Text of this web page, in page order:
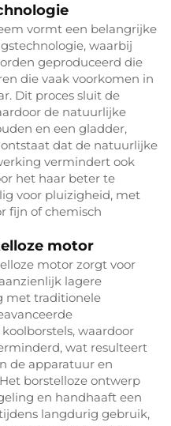
vormt een belangrijke
waarbij
geproduceerd die
die vaak voorkomen in
Dit proces sluit de
de natuurlijke
en een gladder,
dat de natuurlijke
vermindert ook
het haar beter te
voor pluizigheid, met
fijn of chemisch
motor
motor zorgt voor
lagere
met traditionele
waardoor
wat resulteert
de apparatuur en
borstelloze ontwerp
en handhaaft een
langdurig gebruik,